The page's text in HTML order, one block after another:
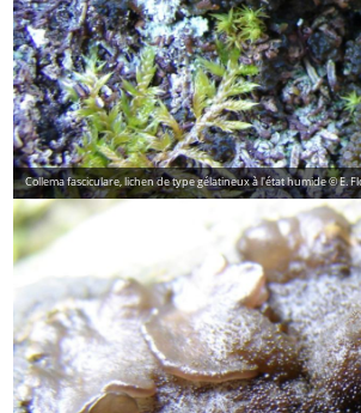
Collema fasciculare, lichen de type gélatineux à l'état humide © E.